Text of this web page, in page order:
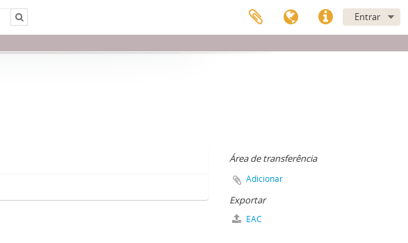
Entrar
Área de transferência
Adicionar
Exportar
EAC